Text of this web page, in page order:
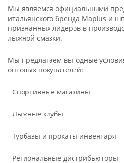
Мы являемся официальными
итальянского бренда Maplus и
признанных лидеров в
лыжной смазки.
Мы предлагаем выгодные
оптовых покупателей:
- Спортивные магазины
- Лыжные клубы
- Турбазы и прокаты инвентаря
- Региональные дистрибьюторы